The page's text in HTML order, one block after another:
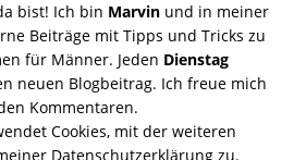
bist! Ich bin Marvin und in meiner
Beiträge mit Tipps und Tricks zu
für Männer. Jeden Dienstag
neuen Blogbeitrag. Ich freue mich
Kommentaren.
Cookies, mit der weiteren
Datenschutzerklärung zu.